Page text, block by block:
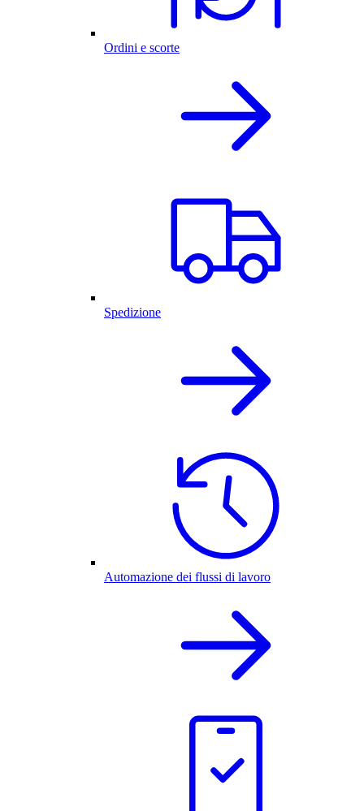
Ordini e scorte
Spedizione
Automazione dei flussi di lavoro